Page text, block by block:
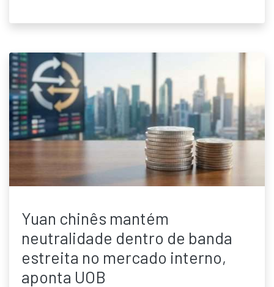
Yuan chinês mantém
neutralidade dentro de banda
estreita no mercado interno,
aponta UOB